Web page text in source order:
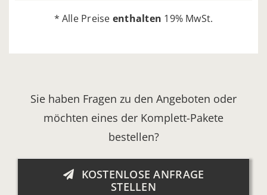
* Alle Preise enthalten 19% MwSt.
Sie haben Fragen zu den Angeboten oder
möchten eines der Komplett-Pakete
bestellen?
KOSTENLOSE ANFRAGE
STELLEN